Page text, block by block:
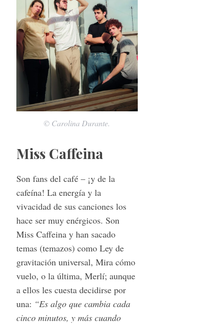
© Carolina Durante.
Miss Caffeina
Son fans del café – ¡y de la
cafeína! La energía y la
vivacidad de sus canciones los
hace ser muy enérgicos. Son
Miss Caffeina y han sacado
temas (temazos) como Ley de
gravitación universal, Mira cómo
vuelo, o la última, Merlí; aunque
a ellos les cuesta decidirse por
una: “Es algo que cambia cada
cinco minutos, y más cuando